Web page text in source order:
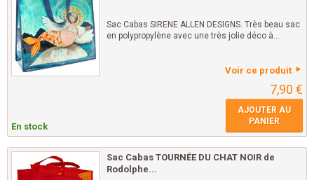
Sac Cabas SIRENE ALLEN DESIGNS. Très beau sac
en polypropylène avec une très jolie déco à...
Voir ce produit
7,90 €
En stock
AJOUTER AU
PANIER
Sac Cabas TOURNÉE DU CHAT NOIR de
Rodolphe...